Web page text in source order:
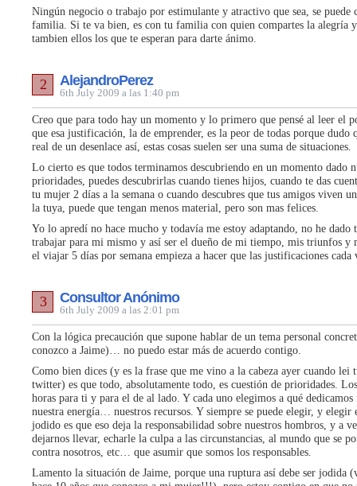
Ningún negocio o trabajo por estimulante y atractivo que sea, se puede
familia. Si te va bien, es con tu familia con quien compartes la alegría
tambien ellos los que te esperan para darte ánimo.
AlejandroPerez
6th July 2009 a las 1:40 pm
2
Creo que para todo hay un momento y lo primero que pensé al leer el
que esa justificación, la de emprender, es la peor de todas porque dudo
real de un desenlace así, estas cosas suelen ser una suma de situaciones.
Lo cierto es que todos terminamos descubriendo en un momento dado
prioridades, puedes descubrirlas cuando tienes hijos, cuando te das
tu mujer 2 días a la semana o cuando descubres que tus amigos viven
la tuya, puede que tengan menos material, pero son mas felices.
Yo lo apredí no hace mucho y todavía me estoy adaptando, no he dado
trabajar para mi mismo y así ser el dueño de mi tiempo, mis triunfos y
el viajar 5 días por semana empieza a hacer que las justificaciones cada
Consultor Anónimo
6th July 2009 a las 2:01 pm
3
Con la lógica precaución que supone hablar de un tema personal
conozco a Jaime)… no puedo estar más de acuerdo contigo.
Como bien dices (y es la frase que me vino a la cabeza ayer cuando lei
twitter) es que todo, absolutamente todo, es cuestión de prioridades.
horas para ti y para el de al lado. Y cada uno elegimos a qué
nuestra energía… nuestros recursos. Y siempre se puede elegir, y elegir
jodido es que eso deja la responsabilidad sobre nuestros hombros, y a
dejarnos llevar, echarle la culpa a las circunstancias, al mundo que se
contra nosotros, etc… que asumir que somos los responsables.
Lamento la situación de Jaime, porque una ruptura así debe ser jodida